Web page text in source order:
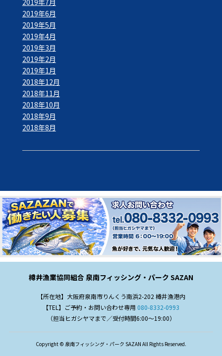
2019年6月
2019年5月
2019年4月
2019年3月
2019年2月
2019年1月
2018年12月
2018年11月
2018年10月
2018年9月
2018年8月
樽井漁業協同組合 泉南フィッシング・パーク SAZAN
【所在地】大阪府泉南市りんくう南浜2-202 樽井漁港内
【TEL】ご予約・お問い合わせ専用 080-8332-0993
（担当ヒガシヤマまで／受付時間6:00～19:00）
Copyright © 泉南フィッシング・パーク SAZAN All Rights Reserved.